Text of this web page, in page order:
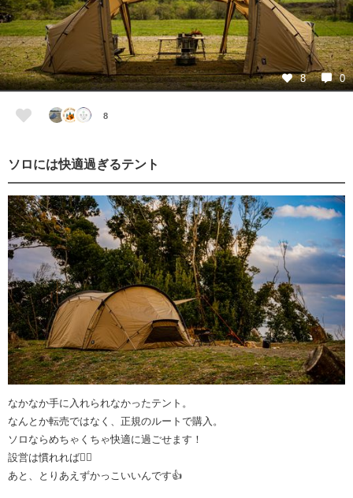
8 0
8
ソロには快適過ぎるテント
なかなか手に入れられなかったテント。
なんとか転売ではなく、正規のルートで購入。
ソロならめちゃくちゃ快適に過ごせます！
設営は慣れれば🙆‍♂️
あと、とりあえずかっこいいんです👍